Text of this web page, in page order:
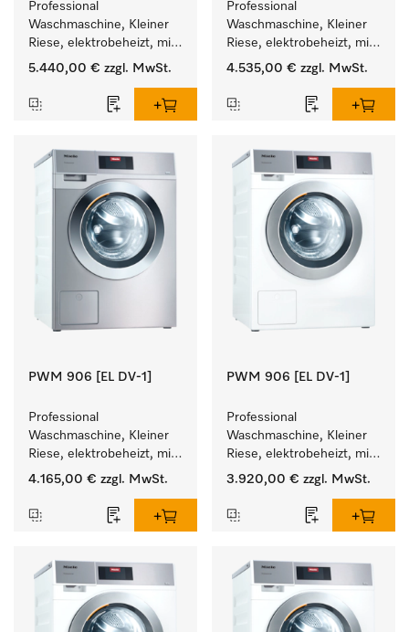
Professional
Waschmaschine, Kleiner
Riese, elektrobeheizt, mit
Ablaufpumpe und
Programmen.
Leistung 8 kg  in 49 min .
5.440,00 € zzgl. MwSt.
Professional
Waschmaschine, Kleiner
Riese, elektrobeheizt, mit
Ablaufventil und
Programmen.
Leistung 7 kg  in 49 min .
4.535,00 € zzgl. MwSt.
PWM 906 [EL DV-1]
Professional
Waschmaschine, Kleiner
Riese, elektrobeheizt, mit
Ablaufventil und
Programmen.
Leistung 6 kg  in 49 min .
4.165,00 € zzgl. MwSt.
PWM 906 [EL DV-1]
Professional
Waschmaschine, Kleiner
Riese, elektrobeheizt, mit
Ablaufventil und
Programmen.
Leistung 6 kg  in 49 min .
3.920,00 € zzgl. MwSt.